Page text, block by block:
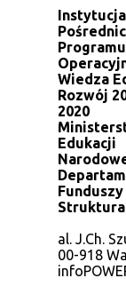
Instytucja
Programu
Wiedza
Rozwój
2020
Edukacji
Funduszy
al. J.Ch.
00-918